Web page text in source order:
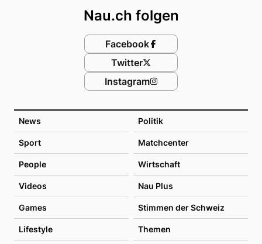
News Politik
Sport Matchcenter
People Wirtschaft
Videos Nau Plus
Games Stimmen der Schweiz
Lifestyle Themen
Nau.ch folgen
Facebook
Twitter
Instagram